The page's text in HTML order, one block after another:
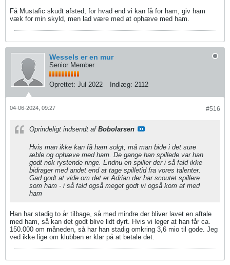
Få Mustafic skudt afsted, for hvad end vi kan få for ham, giv ham
væk for min skyld, men lad være med at ophæve med ham.
Wessels er en mur
Senior Member
Oprettet: Jul 2022 Indlæg: 2112
#516
04-06-2024, 09:27
Oprindeligt indsendt af Bobolarsen
Hvis man ikke kan få ham solgt, må man bide i det sure
æble og ophæve med ham. De gange han spillede var han
godt nok rystende ringe. Endnu en spiller der i så fald ikke
bidrager med andet end at tage spilletid fra vores talenter.
Gad godt at vide om det er Adrian der har scoutet spillere
som ham - i så fald også meget godt vi også kom af med
ham
Han har stadig to år tilbage, så med mindre der bliver lavet en aftale
med ham, så kan det godt blive lidt dyrt. Hvis vi leger at han får ca.
150.000 om måneden, så har han stadig omkring 3,6 mio til gode. Jeg
ved ikke lige om klubben er klar på at betale det.